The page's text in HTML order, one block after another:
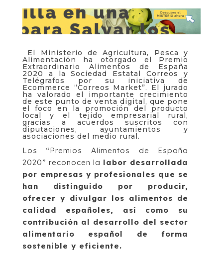
El Ministerio de Agricultura, Pesca y
Alimentación ha otorgado el Premio
Extraordinario Alimentos de España
2020 a la Sociedad Estatal Correos y
Telégrafos por su iniciativa de
Ecommerce “Correos Market”. El jurado
ha valorado el importante crecimiento
de este punto de venta digital, que pone
el foco en la promoción del producto
local y el tejido empresarial rural,
gracias a acuerdos suscritos con
diputaciones, ayuntamientos y
asociaciones del medio rural.
Los “Premios Alimentos de España
2020” reconocen la labor desarrollada
por empresas y profesionales que se
han distinguido por producir,
ofrecer y divulgar los alimentos de
calidad españoles, así como su
contribución al desarrollo del sector
alimentario español de forma
sostenible y eficiente.